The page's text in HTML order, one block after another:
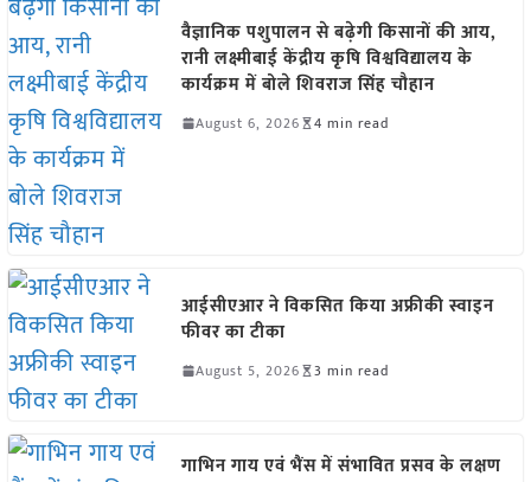
वैज्ञानिक पशुपालन से बढ़ेगी किसानों की आय,
रानी लक्ष्मीबाई केंद्रीय कृषि विश्वविद्यालय के
कार्यक्रम में बोले शिवराज सिंह चौहान
August 6, 2026 4 min read
आईसीएआर ने विकसित किया अफ्रीकी स्वाइन
फीवर का टीका
August 5, 2026 3 min read
गाभिन गाय एवं भैंस में संभावित प्रसव के लक्षण